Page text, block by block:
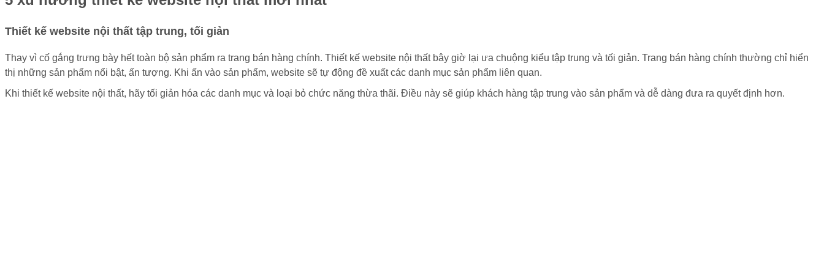
Thiết kế website nội thất tập trung, tối giản
Thay vì cố gắng trưng bày hết toàn bộ sản phẩm ra trang bán hàng chính. Thiết kế website nội thất bây giờ lại ưa chuộng kiểu tập trung và tối giản. Trang bán hàng chính thường chỉ hiển
thị những sản phẩm nổi bật, ấn tượng. Khi ấn vào sản phẩm, website sẽ tự động đề xuất các danh mục sản phẩm liên quan.
Khi thiết kế website nội thất, hãy tối giản hóa các danh mục và loại bỏ chức năng thừa thãi. Điều này sẽ giúp khách hàng tập trung vào sản phẩm và dễ dàng đưa ra quyết định hơn.